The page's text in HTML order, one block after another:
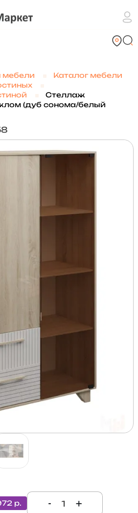
мебели
Каталог мебели
Стеллаж
(дуб сонома/белый
р. - +